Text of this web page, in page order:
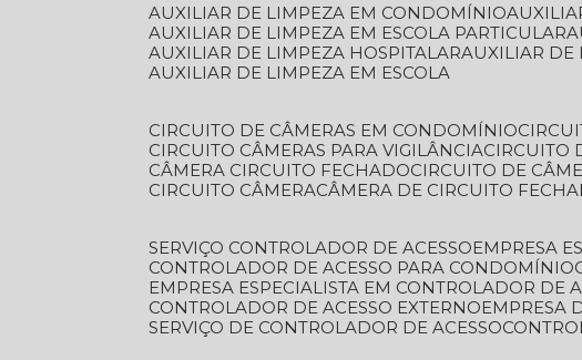
AUXILIAR DE LIMPEZA EM CONDOMÍNIO
AUXILIAR DE LIMPEZA EM ESCOLA PARTICULAR
AUXILIAR DE LIMPEZA HOSPITALAR
AUXILIAR
AUXILIAR DE LIMPEZA EM ESCOLA
CIRCUITO DE CÂMERAS EM CONDOMÍNIO
CIRCUITO CÂMERAS PARA VIGILÂNCIA
CÂMERA CIRCUITO FECHADO
CIRCUITO DE
CIRCUITO CÂMERA
CÂMERA DE CIRCUITO
SERVIÇO CONTROLADOR DE ACESSO
EMPRESA
CONTROLADOR DE ACESSO PARA CONDOMÍNIO
EMPRESA ESPECIALISTA EM CONTROLADOR DE
CONTROLADOR DE ACESSO EXTERNO
EMPRESA
SERVIÇO DE CONTROLADOR DE ACESSO